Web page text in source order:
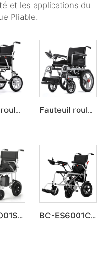
et les applications du
Pliable.
Fauteuil roulant électrique pliant ultra-léger BC-EALD4 pour personnes handicapées Fauteuil roulant électrique automatique à prix abordable BC-ES6001A-LW pour adultes
BC-ES6001S Personnaliser intelligent moderne nouveau fauteuil roulant électrique BC-ES6001C Prix Abordable Fauteuil Roulant Électrique Portable Pliant